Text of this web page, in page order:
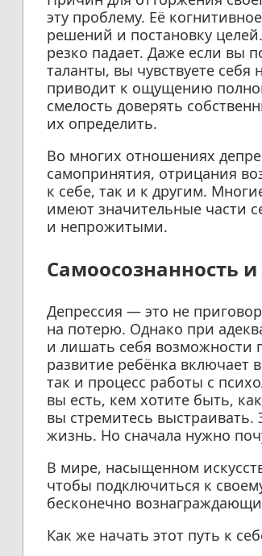
эту проблему. Её
решений и постановку
резко падает. Даже если вы
таланты, вы чувствуете
приводит к ощущению
смелость доверять
их определить.
Во многих отношениях
самопринятия, отрицания
к себе, так и к другим.
имеют значительные части
и непрожитыми.
Самоосознанность
Депрессия — это не
на потерю. Однако при
и лишать себя возможности
развитие ребёнка включает
так и процесс работы с
вы есть, кем хотите быть,
вы стремитесь выстраивать.
жизнь. Но сначала нужно
В мире, насыщенном
чтобы подключиться к
бесконечно
Как же начать этот путь к